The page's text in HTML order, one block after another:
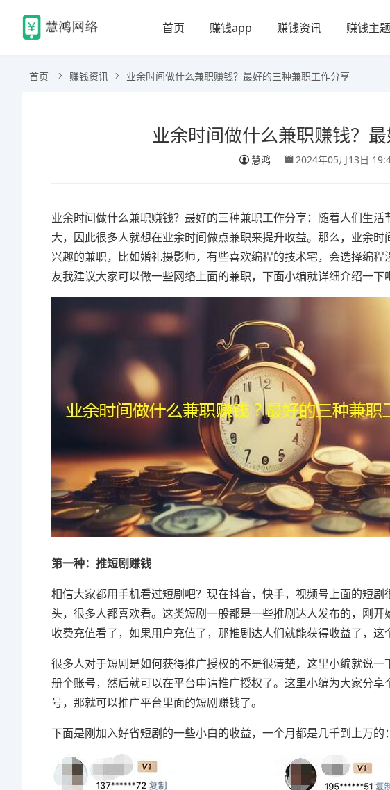
首页 赚钱app 赚钱资讯 赚钱主题
首页 赚钱资讯 业余时间做什么兼职赚钱？最好的三种兼职工作分享
业余时间做什么兼职赚钱？
慧鸿 2024年05月13日
业余时间做什么兼职赚钱？最好的三种兼职工作分享：随着人们生
大，因此很多人就想在业余时间做点兼职来提升收益。那么，业余
兴趣的兼职，比如婚礼摄影师，有些喜欢编程的技术宅，会选择编
友我建议大家可以做一些网络上面的兼职，下面小编就详细介绍一下
第一种：推短剧赚钱
相信大家都用手机看过短剧吧？现在抖音，快手，视频号上面的短
头，很多人都喜欢看。这类短剧一般都是一些推剧达人发布的，刚
收费充值看了，如果用户充值了，那推剧达人们就能获得收益了，这
很多人对于短剧是如何获得推广授权的不是很清楚，这里小编就说
册个账号，然后就可以在平台申请推广授权了。这里小编为大家分
号，那就可以推广平台里面的短剧赚钱了。
下面是刚加入好省短剧的一些小白的收益，一个月都是几千到上万的：